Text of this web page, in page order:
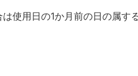
使用日の1か月前の日の属す